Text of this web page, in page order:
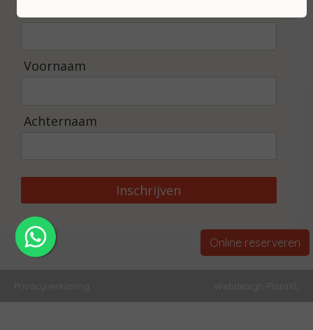
Voornaam
Achternaam
Inschrijven
Online reserveren
Privacyverklaring Webdesign PlazaXL